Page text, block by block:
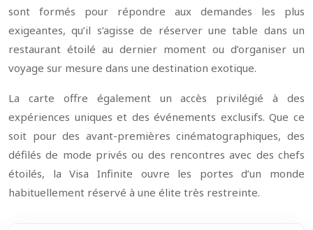
sont formés pour répondre aux demandes les plus
exigeantes, qu’il s’agisse de réserver une table dans un
restaurant étoilé au dernier moment ou d’organiser un
voyage sur mesure dans une destination exotique.
La carte offre également un accès privilégié à des
expériences uniques et des événements exclusifs. Que ce
soit pour des avant-premières cinématographiques, des
défilés de mode privés ou des rencontres avec des chefs
étoilés, la Visa Infinite ouvre les portes d’un monde
habituellement réservé à une élite très restreinte.